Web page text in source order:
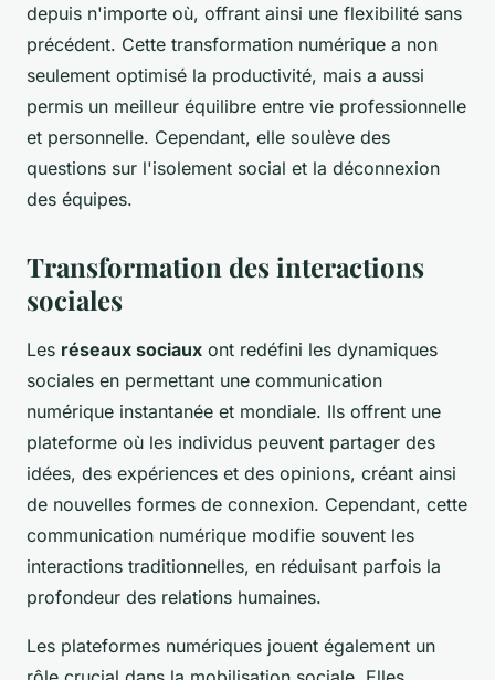
depuis n'importe où, offrant ainsi une flexibilité sans
précédent. Cette transformation numérique a non
seulement optimisé la productivité, mais a aussi
permis un meilleur équilibre entre vie professionnelle
et personnelle. Cependant, elle soulève des
questions sur l'isolement social et la déconnexion
des équipes.
Transformation des interactions
sociales
Les réseaux sociaux ont redéfini les dynamiques
sociales en permettant une communication
numérique instantanée et mondiale. Ils offrent une
plateforme où les individus peuvent partager des
idées, des expériences et des opinions, créant ainsi
de nouvelles formes de connexion. Cependant, cette
communication numérique modifie souvent les
interactions traditionnelles, en réduisant parfois la
profondeur des relations humaines.
Les plateformes numériques jouent également un